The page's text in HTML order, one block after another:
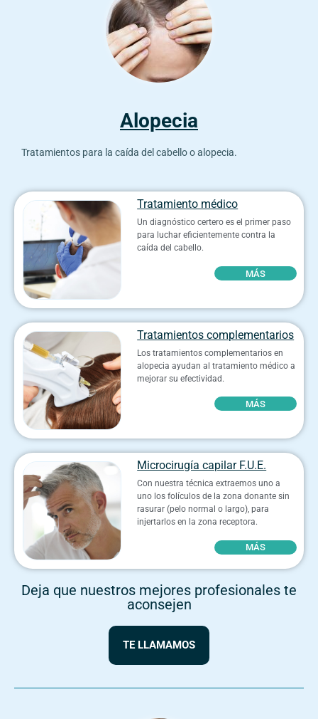
Alopecia
Tratamientos para la caída del cabello o alopecia.
Tratamiento médico
Un diagnóstico certero es el primer paso
para luchar eficientemente contra la
caída del cabello.
MÁS
Tratamientos complementarios
Los tratamientos complementarios en
alopecia ayudan al tratamiento médico a
mejorar su efectividad.
MÁS
Microcirugía capilar F.U.E.
Con nuestra técnica extraemos uno a
uno los folículos de la zona donante sin
rasurar (pelo normal o largo), para
injertarlos en la zona receptora.
MÁS
Deja que nuestros mejores profesionales te
aconsejen
TE LLAMAMOS